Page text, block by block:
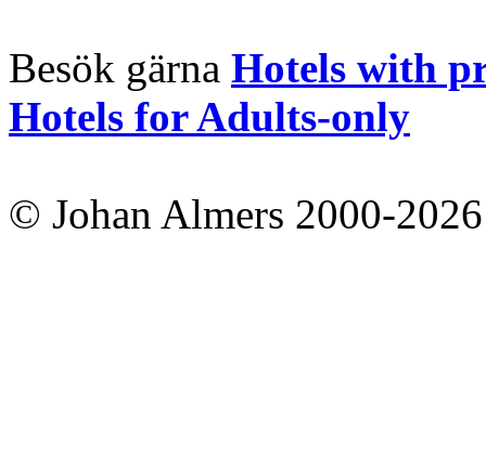
Besök gärna Hotels with
Hotels for Adults-only
© Johan Almers 2000-2026